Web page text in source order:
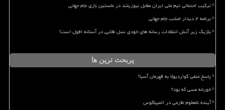
ترکیب احتمالی تیم ملی ایران مقابل نیوزیلند در نخستین بازی جام جهانی
برنامه ۴ دیدار امشب جام جهانی
بلژیک زیر آتش انتقادات رسانه های خودی نسل طلایی در آستانه افول است!
پربحث ترین ها
پاسخ منفی گواردیولا به قهرمان آسیا!
خورخه مسی که بود؟
آینده نامعلوم طارمی در المپیاکوس